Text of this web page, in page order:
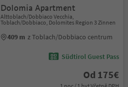
Dolomia Apartment
Alttoblach/Dobbiaco Vecchia,
Toblach/Dobbiaco, Dolomites Region 3 Zinnen
409 m z Toblach/Dobbiaco centrum
Südtirol Guest Pass
Od 175€